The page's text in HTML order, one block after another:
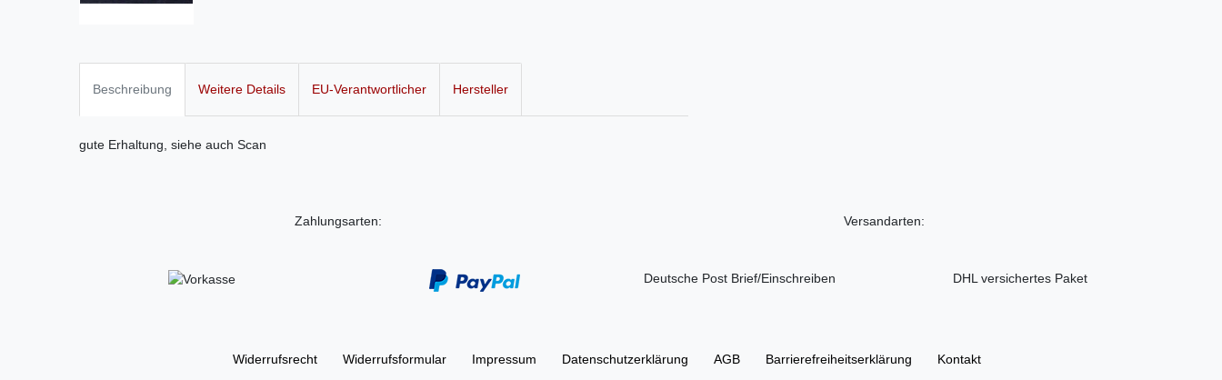
Beschreibung Weitere Details EU-Verantwortlicher Hersteller
gute Erhaltung, siehe auch Scan
Zahlungsarten: Versandarten:
Deutsche Post Brief/Einschreiben DHL versichertes Paket
Widerrufs­recht Widerrufs­formular Impressum Daten­schutz­erklärung AGB Barrierefreiheitserklärung Kontakt